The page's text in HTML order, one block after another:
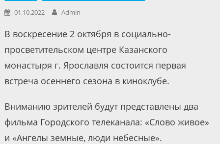
01.10.2022 Admin
В воскресение 2 октября в социально-
просветительском центре Казанского
монастыря г. Ярославля состоится первая
встреча осеннего сезона в киноклубе.
Вниманию зрителей будут представлены два
фильма Городского телеканала: «Слово живое»
и «Ангелы земные, люди небесные».